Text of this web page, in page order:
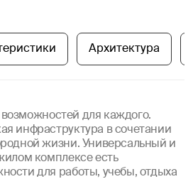
Архитектура
возможностей для каждого.
инфраструктура в сочетании
жизни. Универсальный и
комплексе есть
для работы, учебы, отдыха